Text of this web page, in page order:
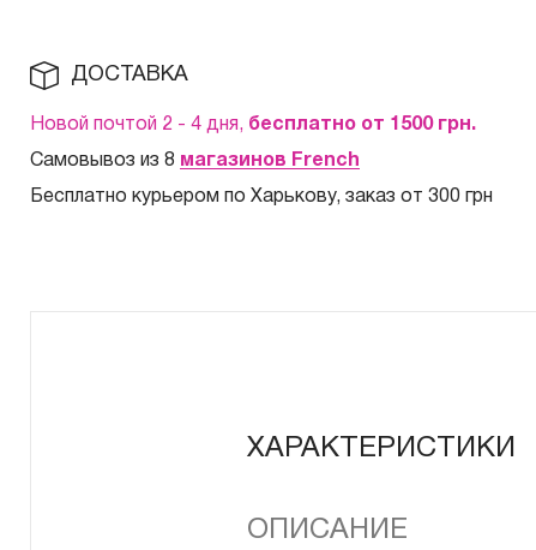
ДОСТАВКА
Новой почтой 2 - 4 дня, бесплатно от 1500 грн.
Самовывоз из 8 магазинов French
Бесплатно курьером по Харькову, заказ от 300 грн
ХАРАКТЕРИСТИКИ
ОПИСАНИЕ